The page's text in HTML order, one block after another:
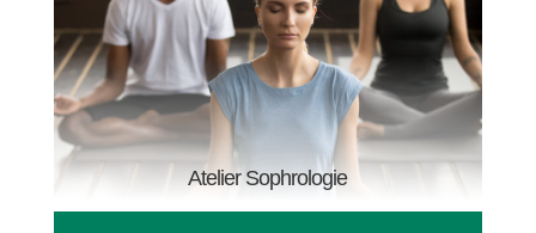
Atelier Sophrologie